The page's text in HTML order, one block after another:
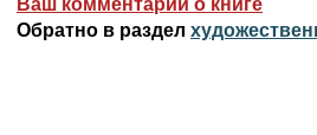
Ваш комментарий о книге
Обратно в раздел